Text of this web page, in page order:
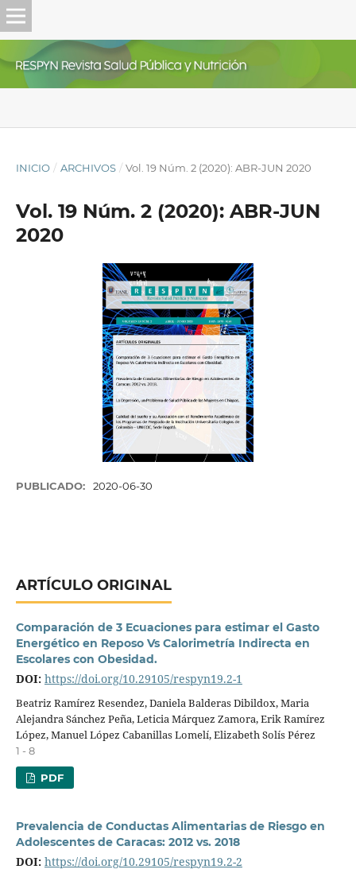
INICIO / ARCHIVOS / Vol. 19 Núm. 2 (2020): ABR-JUN 2020
Vol. 19 Núm. 2 (2020): ABR-JUN
2020
PUBLICADO: 2020-06-30
ARTÍCULO ORIGINAL
Comparación de 3 Ecuaciones para estimar el Gasto
Energético en Reposo Vs Calorimetría Indirecta en
Escolares con Obesidad.
DOI: https://doi.org/10.29105/respyn19.2-1
Beatriz Ramírez Resendez, Daniela Balderas Dibildox, Maria
Alejandra Sánchez Peña, Leticia Márquez Zamora, Erik Ramírez
López, Manuel López Cabanillas Lomelí, Elizabeth Solís Pérez
1 - 8
PDF
Prevalencia de Conductas Alimentarias de Riesgo en
Adolescentes de Caracas: 2012 vs. 2018
DOI: https://doi.org/10.29105/respyn19.2-2